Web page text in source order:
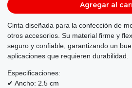
Agregar al
Cinta diseñada para la confección de
otros accesorios. Su material firme y
seguro y confiable, garantizando un
aplicaciones que requieren durabilidad.
Especificaciones:
✔ Ancho: 2.5 cm